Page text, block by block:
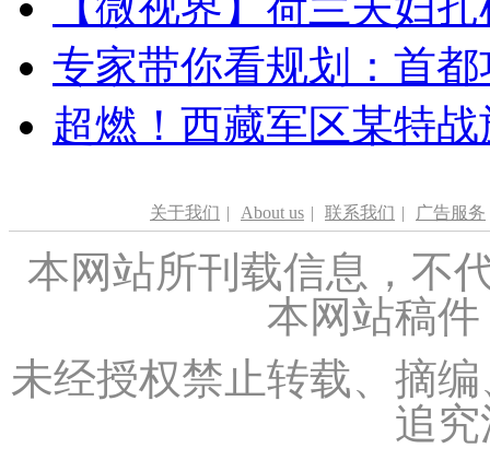
专家带你看规划：首
超燃！西藏军区某特
关于我们 | About us | 联系我们 | 广告服务
本网站所刊载信息，不
本网站稿
未经授权禁止转载、摘
追